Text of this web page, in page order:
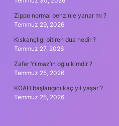
Zippo normal benzinle yanar mı ?
Temmuz 29, 2026
Kıskançlığı bitiren dua nedir ?
Temmuz 27, 2026
Zafer Yılmaz’ın oğlu kimdir ?
Temmuz 25, 2026
KOAH başlangıcı kaç yıl yaşar ?
Temmuz 25, 2026